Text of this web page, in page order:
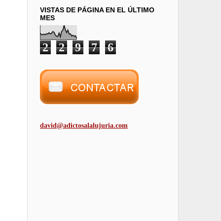
VISTAS DE PÁGINA EN EL ÚLTIMO
MES
2 2 9 7 6
david@adictosalalujuria.com